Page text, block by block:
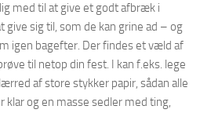
med til at give et godt afbræk i
sig til, som de kan grine ad – og
igen bagefter. Der findes et væld af
til netop din fest. I kan f.eks. lege
af store stykker papir, sådan alle
klar og en masse sedler med ting,